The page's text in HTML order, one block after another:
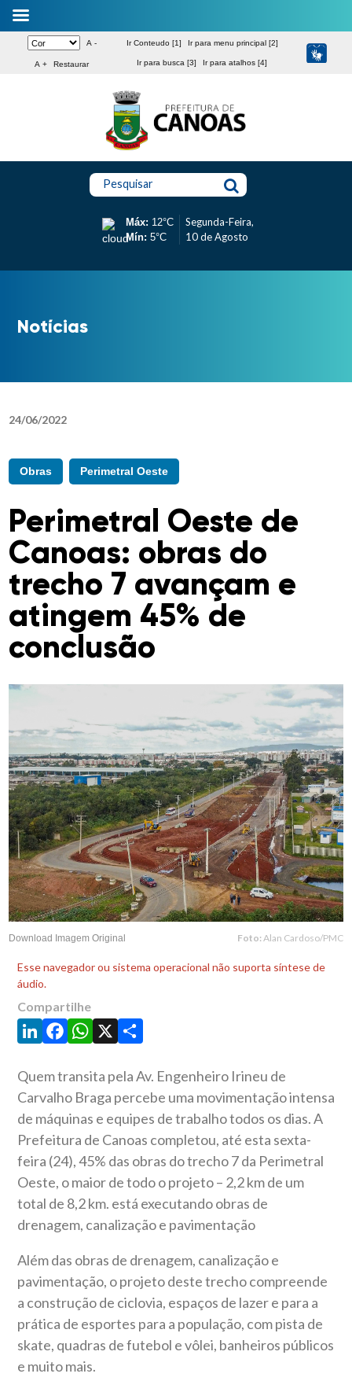
A -
A + Restaurar
Ir Conteudo [1] Ir para menu principal [2]
Ir para busca [3] Ir para atalhos [4]
Pesquisar
Máx: 12°C
Mín: 5°C
Segunda-Feira,
10 de Agosto
Notícias
24/06/2022
Obras Perimetral Oeste
Perimetral Oeste de
Canoas: obras do
trecho 7 avançam e
atingem 45% de
conclusão
Download Imagem Original Foto: Alan Cardoso/PMC
Esse navegador ou sistema operacional não suporta síntese de
áudio.
Compartilhe
LinkedIn
Facebook
WhatsApp
X Share
Quem transita pela Av. Engenheiro Irineu de
Carvalho Braga percebe uma movimentação intensa
de máquinas e equipes de trabalho todos os dias. A
Prefeitura de Canoas completou, até esta sexta-
feira (24), 45% das obras do trecho 7 da Perimetral
Oeste, o maior de todo o projeto – 2,2 km de um
total de 8,2 km. está executando obras de
drenagem, canalização e pavimentação
Além das obras de drenagem, canalização e
pavimentação, o projeto deste trecho compreende
a construção de ciclovia, espaços de lazer e para a
prática de esportes para a população, com pista de
skate, quadras de futebol e vôlei, banheiros públicos
e muito mais.